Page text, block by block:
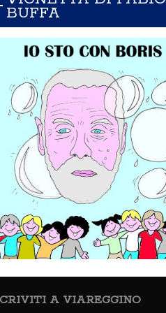
BUFFA
A VIAREGGINO